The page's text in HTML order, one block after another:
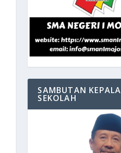
SAMBUTAN KEPALA
SEKOLAH